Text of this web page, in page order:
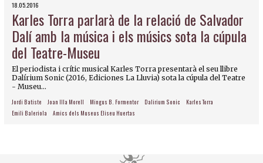
18.05.2016
Karles Torra parlarà de la relació de Salvador
Dalí amb la música i els músics sota la cúpula
del Teatre-Museu
El periodista i crític musical Karles Torra presentarà el seu llibre
Dalírium Sonic (2016, Ediciones La Lluvia) sota la cúpula del Teatre
- Museu...
Jordi Batiste Joan Illa Morell Mingus B. Formentor Dalirium Sonic
Karles Torra
Emili Baleriola
Amics dels Museus Eliseu Huertas